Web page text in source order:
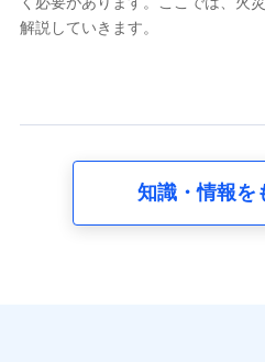
採用選考および入社手続を実施
8.取引先個人情報
取引先としての選定業務、営業
解説していきます。
知識・情報を